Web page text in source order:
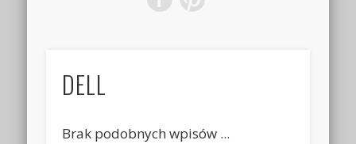
DELL
Brak podobnych wpisów ...